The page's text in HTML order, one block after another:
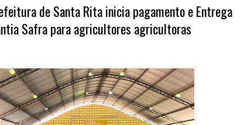
de Santa Rita inicia pagamento e Entrega
Safra para agricultores agricultoras